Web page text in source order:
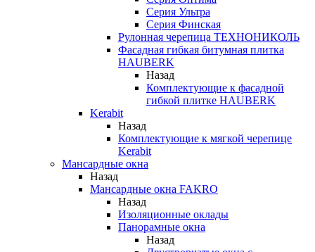
Серия Ультра
Серия Финская
Рулонная черепица ТЕХНОНИКОЛЬ
Фасадная гибкая битумная плитка
HAUBERK
Назад
Комплектующие к фасадной
гибкой плитке HAUBERK
Kerabit
Назад
Комплектующие к мягкой черепице
Kerabit
Мансардные окна
Назад
Мансардные окна FAKRO
Назад
Изоляционные оклады
Панорамные окна
Назад